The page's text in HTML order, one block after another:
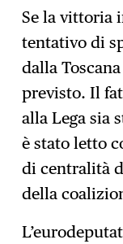
Se la vittoria
tentativo di
dalla
previsto. Il
alla Lega sia
è stato letto
di centralità
della